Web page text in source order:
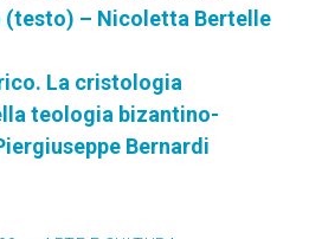
(testo) – Nicoletta Bertelle
La cristologia
teologia bizantino-
Bernardi